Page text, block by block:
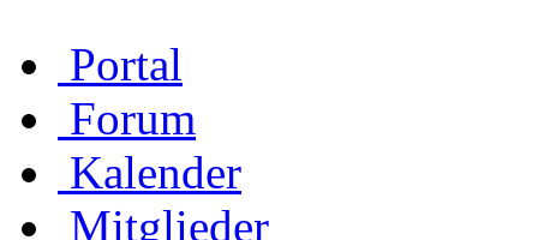
Portal
Forum
Kalender
Mitglieder